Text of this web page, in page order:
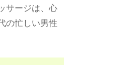
サージは、心
の忙しい男性